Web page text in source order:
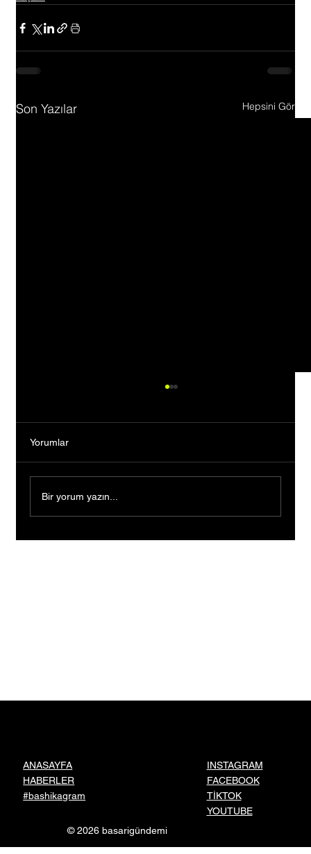
Son Yazılar Hepsini Gör
Yorumlar
Bir yorum yazın...
ANASAYFA
HABERLER
#bashikagram
INSTAGRAM
FACEBOOK
TİKTOK
YOUTUBE
© 2026 basarigündemi